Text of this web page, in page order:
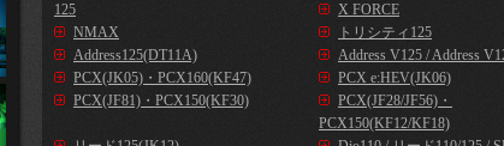
125
X FORCE
NMAX
トリシティ125
Address125(DT11A)
Address V125 / Address
PCX(JK05)・PCX160(KF47)
PCX e:HEV(JK06)
PCX(JF81)・PCX150(KF30)
PCX(JF28/JF56)・
PCX150(KF12/KF18)